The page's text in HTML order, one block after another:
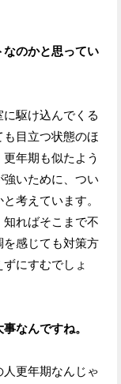
のかと思ってい
駆け込んでくる
目立つ状態のほ
年期も似たよう
いために、つい
考えています。
ればそこまで不
感じても対策方
にすむでしょ
なんですね。
更年期なんじゃ